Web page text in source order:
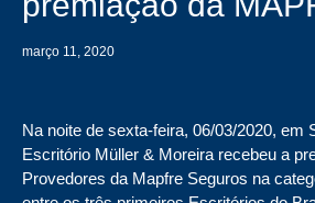
março 11, 2020
Na noite de sexta-feira, 06/03/2020, em
Escritório Müller & Moreira recebeu a
Provedores da Mapfre Seguros na